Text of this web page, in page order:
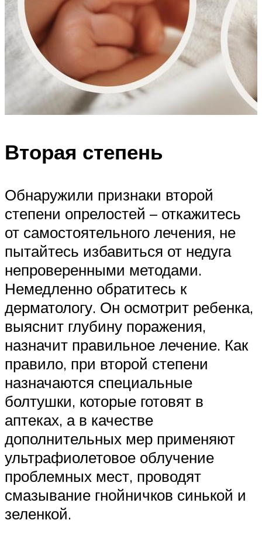
Вторая степень
Обнаружили признаки второй
степени опрелостей – откажитесь
от самостоятельного лечения, не
пытайтесь избавиться от недуга
непроверенными методами.
Немедленно обратитесь к
дерматологу. Он осмотрит ребенка,
выяснит глубину поражения,
назначит правильное лечение. Как
правило, при второй степени
назначаются специальные
болтушки, которые готовят в
аптеках, а в качестве
дополнительных мер применяют
ультрафиолетовое облучение
проблемных мест, проводят
смазывание гнойничков синькой и
зеленкой.